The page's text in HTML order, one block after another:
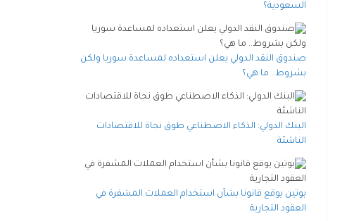
السعودية؟
صندوق النقد الدولي يعلن استعداده لمساعدة سوريا ولكن
بشروط.. ما هي؟
البنك الدولي: الذكاء الاصطناعي طوق نجاة للاقتصادات
الناشئة
بوتين يوقع قانونا بشأن استخدام العملات المشفرة في
العقود التجارية